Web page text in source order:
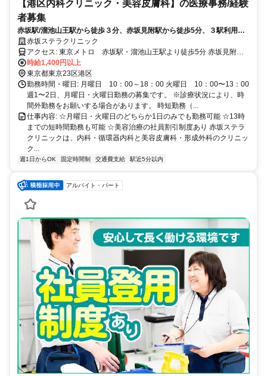
【港区内科クリニック・美容皮膚科】の医療事務/経験
者募集
赤坂駅/溜池山王駅から徒歩３分、赤坂見附駅から徒歩5分、３駅利用で
きる好立地、明るくきれいな環境
赤坂ステラクリニック
アクセス: 東京メトロ 赤坂駅・溜池山王駅より徒歩5分 赤坂見附駅
からも徒歩5分
時給1,400円以上
東京都東京23区港区
勤務時間・曜日: 月曜日 10：00～18：00 火曜日 10：00〜13：00
週1〜2日、月曜日・火曜日勤務の募集です。 ※診療状況により、時
間外勤務をお願いする場合があります。 時短勤務（...
仕事内容: ☆月曜日・火曜日のどちらか1日のみでも勤務可能 ☆13時
までの短時間勤務も可能 ☆美容治療の社員割引制度あり 赤坂ステラ
クリニックは、内科・循環器内科と美容皮膚科・形成外科のクリニッ
ク...
週1日からOK 固定時間制 交通費支給 駅近5分以内
アルバイト・パート